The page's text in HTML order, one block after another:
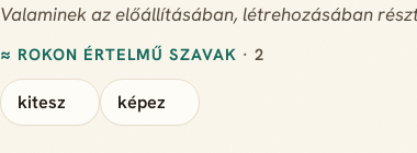
Valaminek az előállításában, létrehozásában
≈ ROKON ÉRTELMŰ SZAVAK · 2
kitesz képez